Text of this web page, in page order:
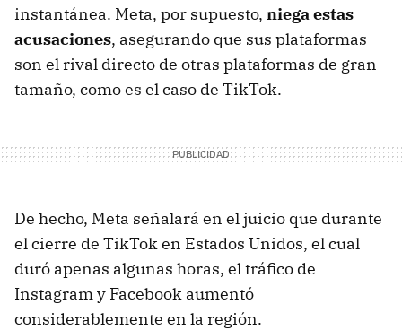
instantánea. Meta, por supuesto, niega estas
acusaciones, asegurando que sus plataformas
son el rival directo de otras plataformas de gran
tamaño, como es el caso de TikTok.
De hecho, Meta señalará en el juicio que durante
el cierre de TikTok en Estados Unidos, el cual
duró apenas algunas horas, el tráfico de
Instagram y Facebook aumentó
considerablemente en la región.